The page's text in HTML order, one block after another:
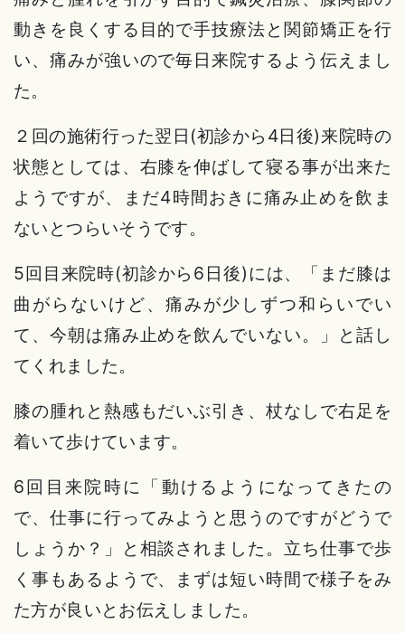
動きを良くする目的で手技療法と関節矯正を行
い、痛みが強いので毎日来院するよう伝えまし
た。
２回の施術行った翌日(初診から4日後)来院時の
状態としては、右膝を伸ばして寝る事が出来た
ようですが、まだ4時間おきに痛み止めを飲ま
ないとつらいそうです。
5回目来院時(初診から6日後)には、「まだ膝は
曲がらないけど、痛みが少しずつ和らいでい
て、今朝は痛み止めを飲んでいない。」と話し
てくれました。
膝の腫れと熱感もだいぶ引き、杖なしで右足を
着いて歩けています。
6回目来院時に「動けるようになってきたの
で、仕事に行ってみようと思うのですがどうで
しょうか？」と相談されました。立ち仕事で歩
く事もあるようで、まずは短い時間で様子をみ
た方が良いとお伝えしました。